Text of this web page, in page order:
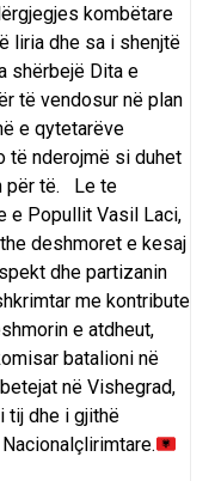
kombëtare
liria dhe sa i shenjtë
shërbejë Dita e
të vendosur në plan
e qytetarëve
të nderojmë si duhet
për të. Le te
e Popullit Vasil Laci,
deshmoret e kesaj
dhe partizanin
me kontribute
e atdheut,
batalioni në
në Vishegrad,
tij dhe i gjithë